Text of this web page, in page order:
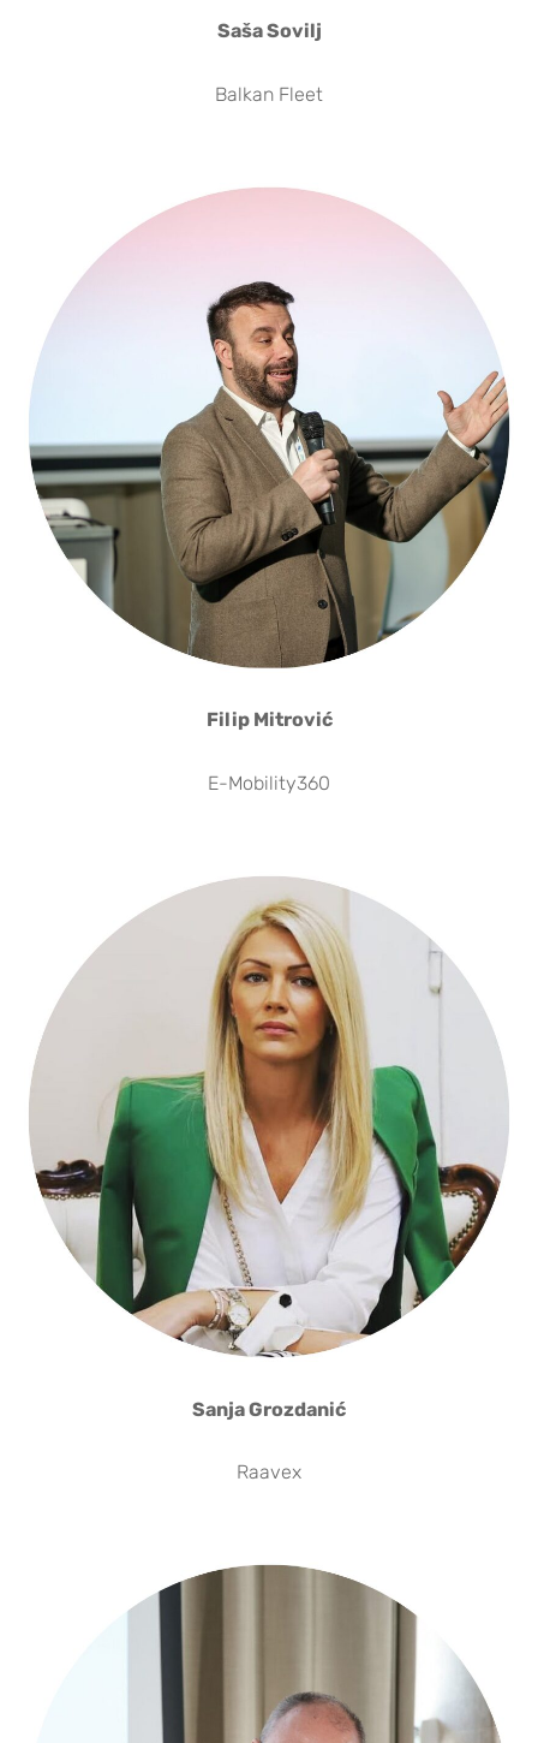
Saša Sovilj
Balkan Fleet
Filip Mitrović
E-Mobility360
Sanja Grozdanić
Raavex